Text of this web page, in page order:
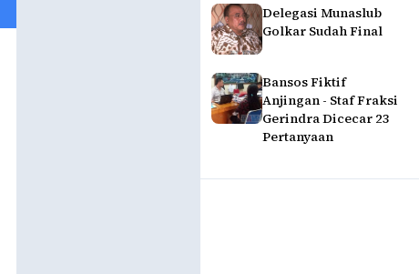
Delegasi Munaslub
Golkar Sudah Final
Bansos Fiktif
Anjingan - Staf Fraksi
Gerindra Dicecar 23
Pertanyaan